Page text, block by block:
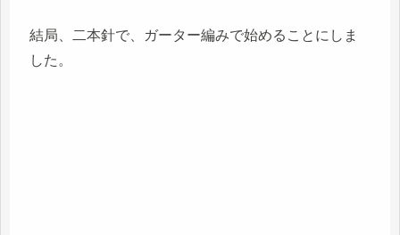
結局、二本針で、ガーター編みで始めることにしま
した。